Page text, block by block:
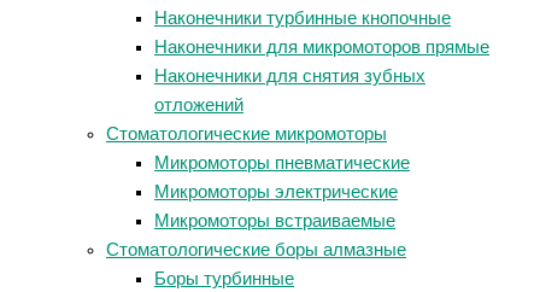
Наконечники турбинные кнопочные
Наконечники для микромоторов прямые
Наконечники для снятия зубных
отложений
Стоматологические микромоторы
Микромоторы пневматические
Микромоторы электрические
Микромоторы встраиваемые
Стоматологические боры алмазные
Боры турбинные